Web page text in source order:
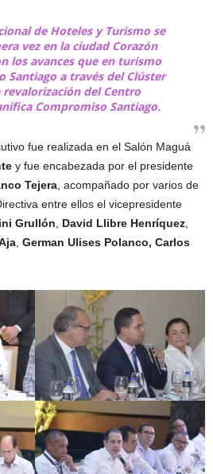
de Hoteles y Turismo se
vez en la ciudad Corazón
los avances que en turismo
Santiago a través del Clúster
revalorización del Centro
Compromiso Santiago.
fue realizada en el Salón Maguá
y fue encabezada por el presidente
Tejera , acompañado por varios de
entre ellos el vicepresidente
Grullón David Llibre Henríquez
German Ulises Polanco, Carlos